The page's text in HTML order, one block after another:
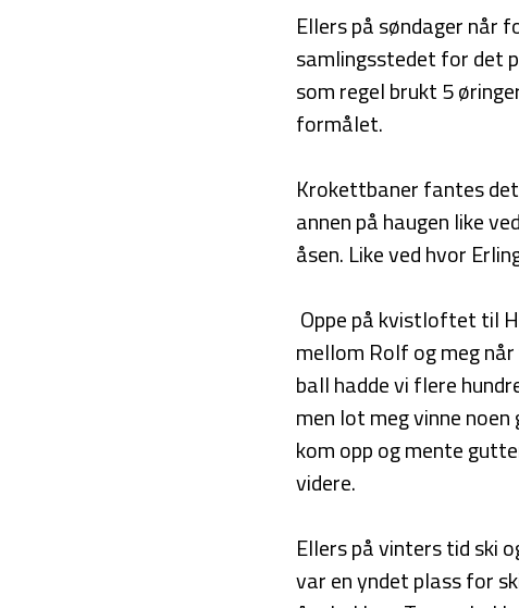
Ellers på søndager når
samlingsstedet for det
som regel brukt 5
formålet.
Krokettbaner fantes
annen på haugen like
åsen. Like ved hvor
Oppe på kvistloftet til
mellom Rolf og meg
ball hadde vi flere
men lot meg vinne
kom opp og mente
videre.
Ellers på vinters tid ski
var en yndet plass for